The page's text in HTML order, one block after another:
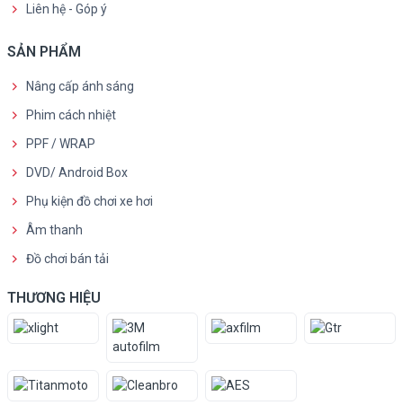
Liên hệ - Góp ý
SẢN PHẨM
Nâng cấp ánh sáng
Phim cách nhiệt
PPF / WRAP
DVD/ Android Box
Phụ kiện đồ chơi xe hơi
Âm thanh
Đồ chơi bán tải
THƯƠNG HIỆU